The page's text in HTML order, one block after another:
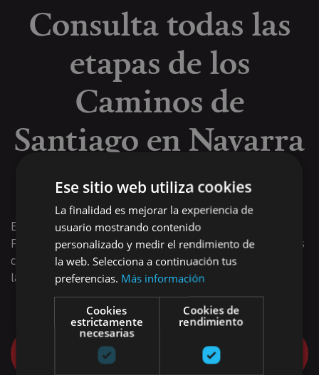
Consulta todas las
etapas de los
Caminos de
Santiago en Navarra
en Wikiloc
Encontrarás información sobre los tramos del Camino
Francés, su ramal aragonés y sobre otros caminos menores
como el Camino Baztanés, la Ruta del Ebro y el Camino de
la Sakana.
Quiero iniciar mi Camino de Santiago en
Ese sitio web utiliza cookies
La finalidad es mejorar la experiencia de
usuario mostrando contenido
personalizado y medir el rendimiento de
la web. Selecciona a continuación tus
preferencias. Más información
Cookies
estrictamente
necesarias
Cookies de
rendimiento